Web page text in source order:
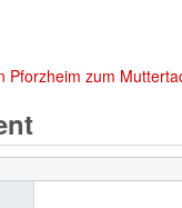
Pforzheim zum